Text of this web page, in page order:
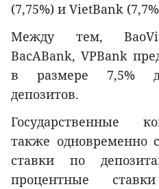
(7,75%) и VietBank
Между тем,
BacABank, VPBank
в размере 7,5%
депозитов.
Государственные
также одновременно
ставки по
процентные